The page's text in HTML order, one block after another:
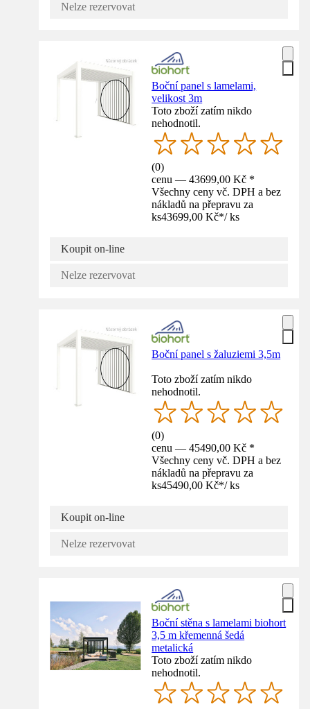
Nelze rezervovat
Boční panel s lamelami,
velikost 3m
Toto zboží zatím nikdo
nehodnotil.
(0)
cenu — 43699,00 Kč *
Všechny ceny vč. DPH a bez
nákladů na přepravu za
ks43699,00 Kč*/ ks
Koupit on-line
Nelze rezervovat
Boční panel s žaluziemi 3,5m
Toto zboží zatím nikdo
nehodnotil.
(0)
cenu — 45490,00 Kč *
Všechny ceny vč. DPH a bez
nákladů na přepravu za
ks45490,00 Kč*/ ks
Koupit on-line
Nelze rezervovat
Boční stěna s lamelami biohort
3,5 m křemenná šedá
metalická
Toto zboží zatím nikdo
nehodnotil.